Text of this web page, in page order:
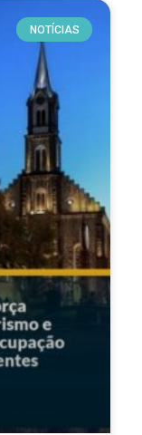
NOTÍCIAS